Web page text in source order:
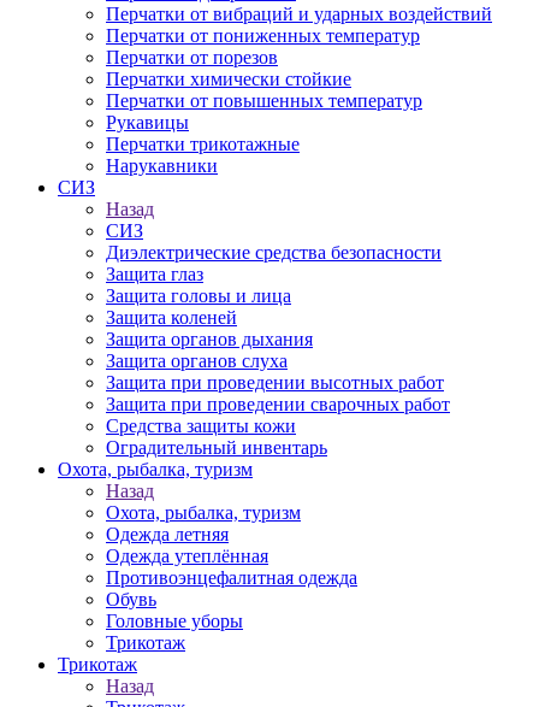
Перчатки от вибраций и ударных воздействий
Перчатки от пониженных температур
Перчатки от порезов
Перчатки химически стойкие
Перчатки от повышенных температур
Рукавицы
Перчатки трикотажные
Нарукавники
СИЗ
Назад
СИЗ
Диэлектрические средства безопасности
Защита глаз
Защита головы и лица
Защита коленей
Защита органов дыхания
Защита органов слуха
Защита при проведении высотных работ
Защита при проведении сварочных работ
Средства защиты кожи
Оградительный инвентарь
Охота, рыбалка, туризм
Назад
Охота, рыбалка, туризм
Одежда летняя
Одежда утеплённая
Противоэнцефалитная одежда
Обувь
Головные уборы
Трикотаж
Трикотаж
Назад